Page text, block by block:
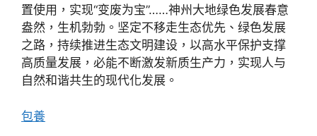
置使用，实现“变废为宝”……神州大地绿色发展春意
盎然，生机勃勃。坚定不移走生态优先、绿色发展
之路，持续推进生态文明建设，以高水平保护支撑
高质量发展，必能不断激发新质生产力，实现人与
自然和谐共生的现代化发展。
包養